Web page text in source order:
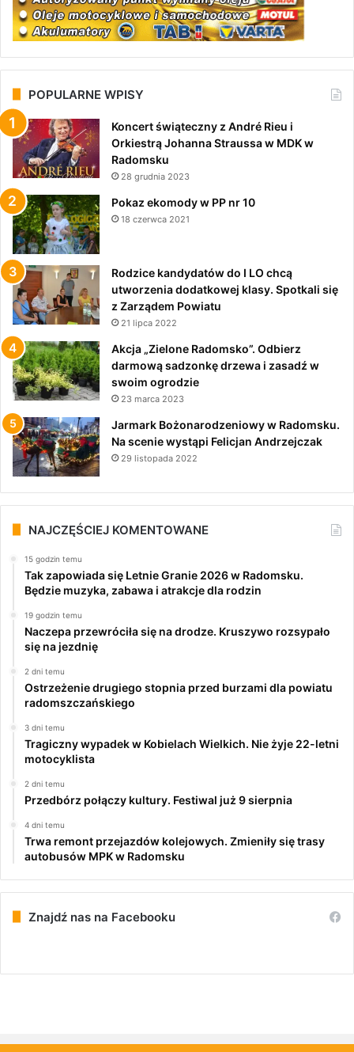
POPULARNE WPISY
Koncert świąteczny z André Rieu i
Orkiestrą Johanna Straussa w MDK w
Radomsku
28 grudnia 2023
Pokaz ekomody w PP nr 10
18 czerwca 2021
Rodzice kandydatów do I LO chcą
utworzenia dodatkowej klasy. Spotkali się
z Zarządem Powiatu
21 lipca 2022
Akcja „Zielone Radomsko”. Odbierz
darmową sadzonkę drzewa i zasadź w
swoim ogrodzie
23 marca 2023
Jarmark Bożonarodzeniowy w Radomsku.
Na scenie wystąpi Felicjan Andrzejczak
29 listopada 2022
NAJCZĘŚCIEJ KOMENTOWANE
15 godzin temu
Tak zapowiada się Letnie Granie 2026 w Radomsku.
Będzie muzyka, zabawa i atrakcje dla rodzin
19 godzin temu
Naczepa przewróciła się na drodze. Kruszywo rozsypało
się na jezdnię
2 dni temu
Ostrzeżenie drugiego stopnia przed burzami dla powiatu
radomszczańskiego
3 dni temu
Tragiczny wypadek w Kobielach Wielkich. Nie żyje 22-letni
motocyklista
2 dni temu
Przedbórz połączy kultury. Festiwal już 9 sierpnia
4 dni temu
Trwa remont przejazdów kolejowych. Zmieniły się trasy
autobusów MPK w Radomsku
Znajdź nas na Facebooku